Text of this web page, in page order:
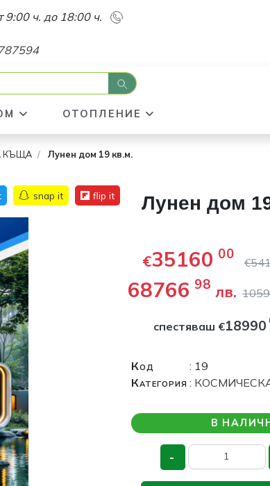
ч. до 18:00 ч.
ОТОПЛЕНИЕ
КЪЩА Лунен дом 19 кв.м.
Лунен дом
€35160 00
€
68766 98 лв.
спестяваш €18990
Код
: 19
Категория :
В
-